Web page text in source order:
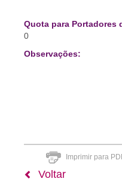
Quota para Portadores
0
Observações:
Imprimir para
Voltar